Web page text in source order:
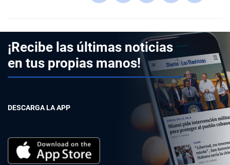
¡Recibe las últimas noticias
en tus propias manos!
DESCARGA LA APP